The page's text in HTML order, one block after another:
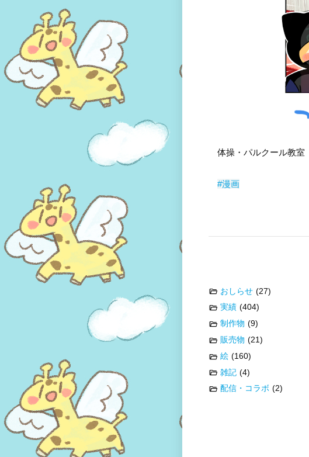
体操・パルクール教室
#漫画
おしらせ (27)
実績 (404)
制作物 (9)
販売物 (21)
絵 (160)
雑記 (4)
配信・コラボ (2)